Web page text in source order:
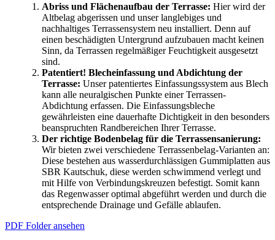
Abriss und Flächenaufbau der Terrasse: Hier wird der
Altbelag abgerissen und unser langlebiges und
nachhaltiges Terrassensystem neu installiert. Denn auf
einen beschädigten Untergrund aufzubauen macht keinen
Sinn, da Terrassen regelmäßiger Feuchtigkeit ausgesetzt
sind.
Patentiert! Blecheinfassung und Abdichtung der
Terrasse: Unser patentiertes Einfassungssystem aus Blech
kann alle neuralgischen Punkte einer Terrassen-
Abdichtung erfassen. Die Einfassungsbleche
gewährleisten eine dauerhafte Dichtigkeit in den besonders
beanspruchten Randbereichen Ihrer Terrasse.
Der richtige Bodenbelag für die Terrassensanierung:
Wir bieten zwei verschiedene Terrassenbelag-Varianten an:
Diese bestehen aus wasserdurchlässigen Gummiplatten aus
SBR Kautschuk, diese werden schwimmend verlegt und
mit Hilfe von Verbindungskreuzen befestigt. Somit kann
das Regenwasser optimal abgeführt werden und durch die
entsprechende Drainage und Gefälle ablaufen.
PDF Folder ansehen